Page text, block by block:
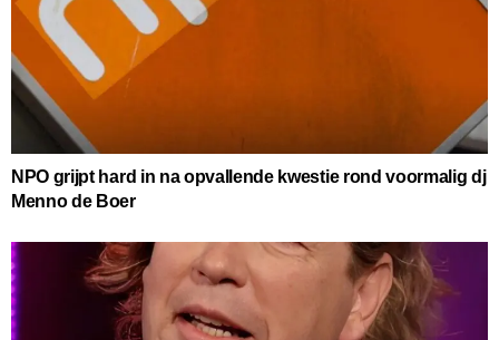
NPO grijpt hard in na opvallende kwestie rond voormalig dj
Menno de Boer